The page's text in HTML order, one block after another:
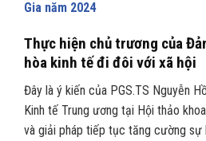
Gia năm 2024
Thực hiện chủ trương của
hòa kinh tế đi đôi với xã hội
Đây là ý kiến của PGS.TS Nguyễn
Kinh tế Trung ương tại Hội thảo
và giải pháp tiếp tục tăng cường sự